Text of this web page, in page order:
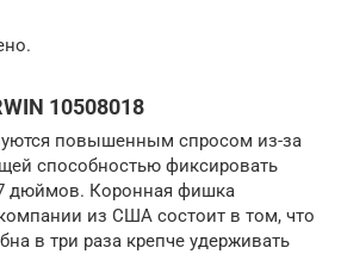
10508018
повышенным спросом из-за
способностью фиксировать
дюймов. Коронная фишка
из США состоит в том, что
в три раза крепче удерживать